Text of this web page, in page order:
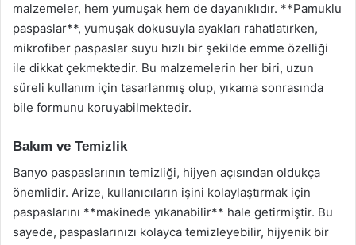
malzemeler, hem yumuşak hem de dayanıklıdır. **Pamuklu
paspaslar**, yumuşak dokusuyla ayakları rahatlatırken,
mikrofiber paspaslar suyu hızlı bir şekilde emme özelliği
ile dikkat çekmektedir. Bu malzemelerin her biri, uzun
süreli kullanım için tasarlanmış olup, yıkama sonrasında
bile formunu koruyabilmektedir.
Bakım ve Temizlik
Banyo paspaslarının temizliği, hijyen açısından oldukça
önemlidir. Arize, kullanıcıların işini kolaylaştırmak için
paspaslarını **makinede yıkanabilir** hale getirmiştir. Bu
sayede, paspaslarınızı kolayca temizleyebilir, hijyenik bir